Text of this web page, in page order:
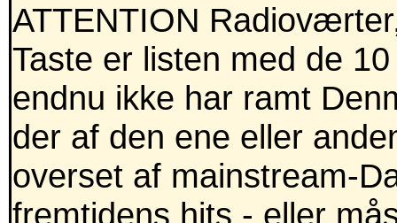
ATTENTION
Taste er listen med de
endnu ikke har ramt
der af den ene eller
overset af mainstream-
fremtidens hits - eller